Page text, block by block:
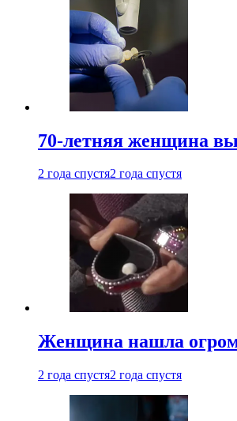
70-летняя женщина
2 года спустя2 года спустя
Женщина нашла
2 года спустя2 года спустя